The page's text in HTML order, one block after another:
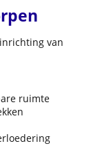
van
ruimte